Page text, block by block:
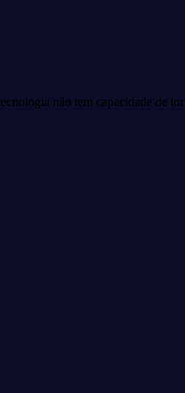
não tem capacidade de